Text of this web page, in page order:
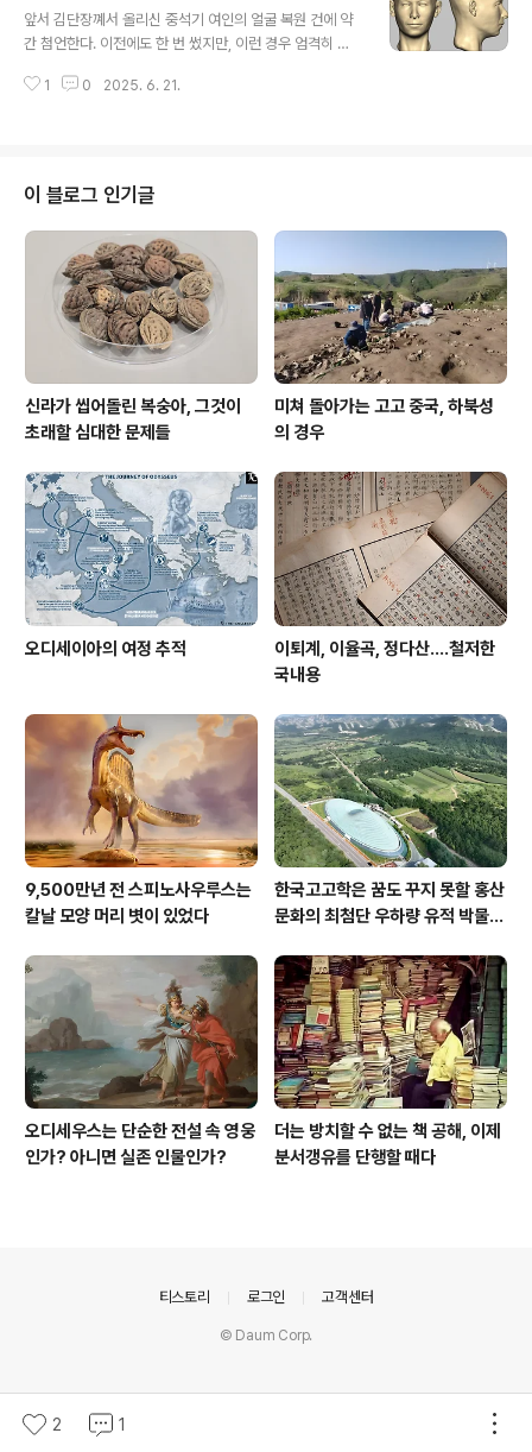
멍을 파 뼈가루를 얻으면 다른 부위에 비해 손상이 적기 때
문이다. 최근 뼈로 고대 DNA를 연구하는 경우, 거의 대부
남는 부위를 말하라면, 뼈는 아니지만 역시 치아다. 치아는
앞서 김단장꼐서 올리신 중석기 여인의 얼굴 복원 건에 약
간 첨언한다. 이전에도 한 번 썼지만, 이런 경우 엄격히 말
굴에 최후의 터치를 한 것, 이라는 표현이 더 적합할 것이라
박사가 대가다. 옛날에는 뼈에 직접 점토를 붙여 완성했는
데지금은 컴퓨터 상에서 3차원적으로 작업하여 완성한다.
이렇게 완성하면, 피부색도 없고, 눈 색도 없고 머리카락도
없는 형태의 얼굴이 완성된다. 머리뼈에 기반한 얼굴복원
의 끝은 딱 여기까지이다. 이 중석기 여인 역시 얼굴 형태는
1 0 2025. 6. 21.
이 블로그 인기글
신라가 씹어돌린 복숭아, 그것이
초래할 심대한 문제들
미쳐 돌아가는 고고 중국, 하북성
의 경우
오디세이아의 여정 추적
이퇴계, 이율곡, 정다산....철저한
국내용
9,500만년 전 스피노사우루스는
칼날 모양 머리 볏이 있었다
한국고고학은 꿈도 꾸지 못할 홍산
문화의 최첨단 우하량 유적 박물관
오디세우스는 단순한 전설 속 영웅
인가? 아니면 실존 인물인가?
더는 방치할 수 없는 책 공해, 이제
분서갱유를 단행할 때다
2 1
티스토리 로그인 고객센터
© Daum Corp.